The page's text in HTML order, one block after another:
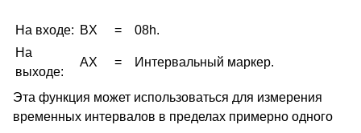
На входе: BX =
08h.
На
выходе:
AX = Интервальный маркер.
Эта функция может использоваться для измерения
временных интервалов в пределах примерно одного